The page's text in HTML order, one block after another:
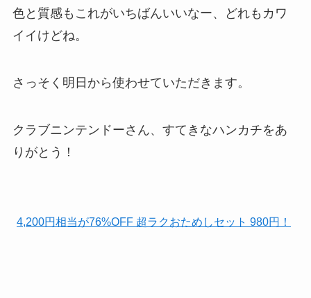
色と質感もこれがいちばんいいなー、どれもカワ
イイけどね。
さっそく明日から使わせていただきます。
クラブニンテンドーさん、すてきなハンカチをあ
りがとう！
4,200円相当が76%OFF 超ラクおためしセット 980円！